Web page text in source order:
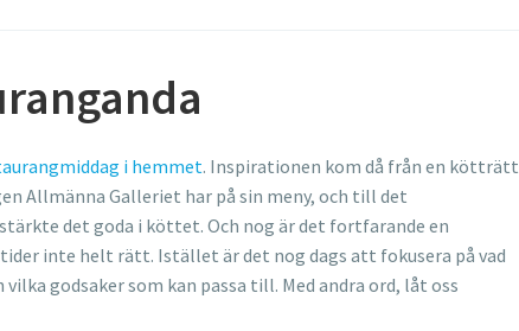
i hemmet. Inspirationen kom då från en kötträtt
Allmänna Galleriet har på sin meny, och till det
det goda i köttet. Och nog är det fortfarande en
inte helt rätt. Istället är det nog dags att fokusera på vad
godsaker som kan passa till. Med andra ord, låt oss